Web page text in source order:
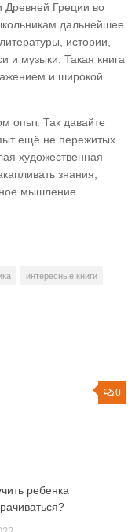
Древней Греции во
дальнейшее
истории,
и музыки. Такая книга
и широкой
опыт. Так давайте
ещё не пережитых
художественная
знания,
мышление.
интересные книги
0
ребенка